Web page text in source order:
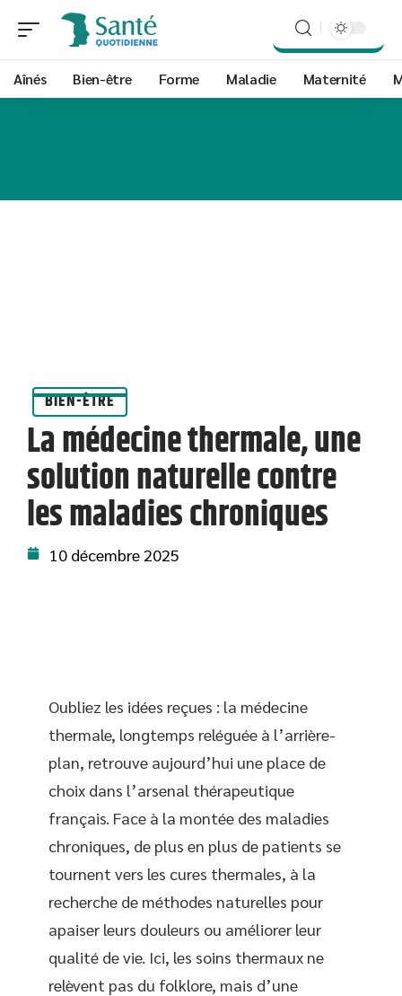
Aînés Bien-être Forme Maladie Maternité
BIEN-ÊTRE
La médecine thermale, une
solution naturelle contre
les maladies chroniques
10 décembre 2025
Oubliez les idées reçues : la médecine
thermale, longtemps reléguée à l’arrière-
plan, retrouve aujourd’hui une place de
choix dans l’arsenal thérapeutique
français. Face à la montée des maladies
chroniques, de plus en plus de patients se
tournent vers les cures thermales, à la
recherche de méthodes naturelles pour
apaiser leurs douleurs ou améliorer leur
qualité de vie. Ici, les soins thermaux ne
relèvent pas du folklore, mais d’une